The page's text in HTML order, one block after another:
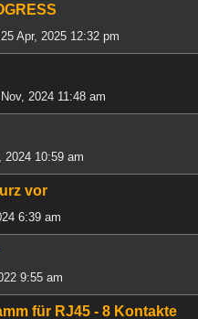
Apr, 2025 12:32 pm
2024 11:48 am
2024 10:59 am
vor
6:39 am
9:55 am
für RJ45 - 8 Kontakte